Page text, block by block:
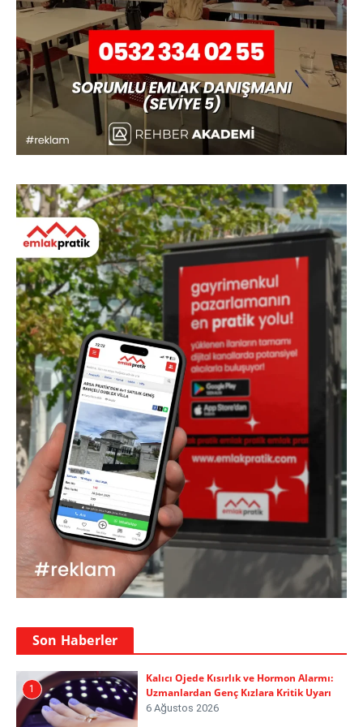
Son Haberler
1
Kalıcı Ojede Kısırlık ve Hormon Alarmı:
Uzmanlardan Genç Kızlara Kritik Uyarı
6 Ağustos 2026